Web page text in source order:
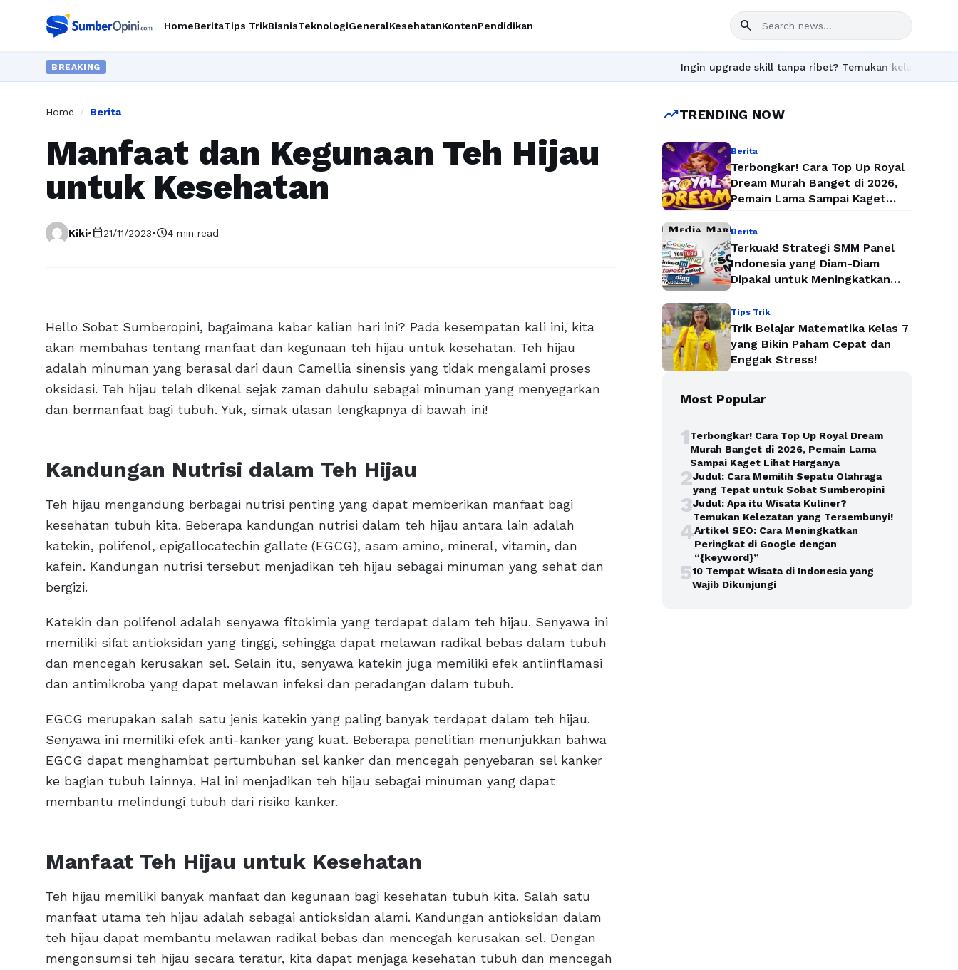
HomeBeritaTips TrikBisnisTeknologiGeneralKesehatanKontenPendidikan search
BREAKING Ingin upgrade skill tanpa ribet? Temukan kelas seru dan
Home / Berita
Manfaat dan Kegunaan Teh Hijau
untuk Kesehatan
Kiki•calendar_today21/11/2023•schedule4 min read
Hello Sobat Sumberopini, bagaimana kabar kalian hari ini? Pada kesempatan kali ini, kita
akan membahas tentang manfaat dan kegunaan teh hijau untuk kesehatan. Teh hijau
adalah minuman yang berasal dari daun Camellia sinensis yang tidak mengalami proses
oksidasi. Teh hijau telah dikenal sejak zaman dahulu sebagai minuman yang menyegarkan
dan bermanfaat bagi tubuh. Yuk, simak ulasan lengkapnya di bawah ini!
Kandungan Nutrisi dalam Teh Hijau
Teh hijau mengandung berbagai nutrisi penting yang dapat memberikan manfaat bagi
kesehatan tubuh kita. Beberapa kandungan nutrisi dalam teh hijau antara lain adalah
katekin, polifenol, epigallocatechin gallate (EGCG), asam amino, mineral, vitamin, dan
kafein. Kandungan nutrisi tersebut menjadikan teh hijau sebagai minuman yang sehat dan
bergizi.
Katekin dan polifenol adalah senyawa fitokimia yang terdapat dalam teh hijau. Senyawa ini
memiliki sifat antioksidan yang tinggi, sehingga dapat melawan radikal bebas dalam tubuh
dan mencegah kerusakan sel. Selain itu, senyawa katekin juga memiliki efek antiinflamasi
dan antimikroba yang dapat melawan infeksi dan peradangan dalam tubuh.
EGCG merupakan salah satu jenis katekin yang paling banyak terdapat dalam teh hijau.
Senyawa ini memiliki efek anti-kanker yang kuat. Beberapa penelitian menunjukkan bahwa
EGCG dapat menghambat pertumbuhan sel kanker dan mencegah penyebaran sel kanker
ke bagian tubuh lainnya. Hal ini menjadikan teh hijau sebagai minuman yang dapat
membantu melindungi tubuh dari risiko kanker.
Manfaat Teh Hijau untuk Kesehatan
Teh hijau memiliki banyak manfaat dan kegunaan bagi kesehatan tubuh kita. Salah satu
manfaat utama teh hijau adalah sebagai antioksidan alami. Kandungan antioksidan dalam
teh hijau dapat membantu melawan radikal bebas dan mencegah kerusakan sel. Dengan
mengonsumsi teh hijau secara teratur, kita dapat menjaga kesehatan tubuh dan mencegah
trending_upTRENDING NOW
Berita
Terbongkar! Cara Top Up Royal
Dream Murah Banget di 2026,
Pemain Lama Sampai Kaget
Berita
Terkuak! Strategi SMM Panel
Indonesia yang Diam-Diam
Dipakai untuk Meningkatkan
Instan
Tips Trik
Trik Belajar Matematika Kelas 7
yang Bikin Paham Cepat dan
Enggak Stress!
Most Popular
1Terbongkar! Cara Top Up Royal Dream
Murah Banget di 2026, Pemain Lama
Sampai Kaget Lihat Harganya
2Judul: Cara Memilih Sepatu Olahraga
yang Tepat untuk Sobat Sumberopini
3Judul: Apa itu Wisata Kuliner?
Temukan Kelezatan yang Tersembunyi!
4Artikel SEO: Cara Meningkatkan
Peringkat di Google dengan
“{keyword}”
510 Tempat Wisata di Indonesia yang
Wajib Dikunjungi